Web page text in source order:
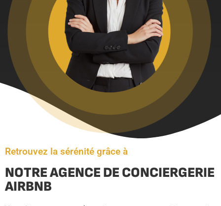
Retrouvez la sérénité grâce à
NOTRE AGENCE DE CONCIERGERIE
AIRBNB